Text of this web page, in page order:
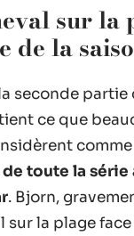
sur la
de la
seconde partie
ce que
comme
toute la série
. Bjorn,
sur la plage face